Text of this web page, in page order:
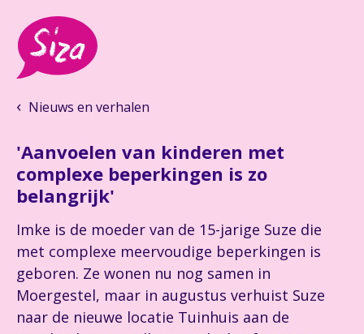
Nieuws en verhalen
'Aanvoelen van kinderen met
complexe beperkingen is zo
belangrijk'
Imke is de moeder van de 15-jarige Suze die
met complexe meervoudige beperkingen is
geboren. Ze wonen nu nog samen in
Moergestel, maar in augustus verhuist Suze
naar de nieuwe locatie Tuinhuis aan de